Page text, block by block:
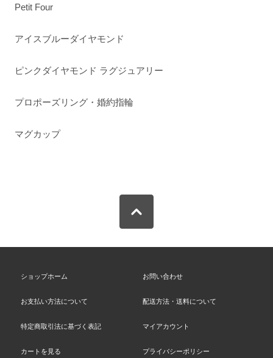
Petit Four
アイスブルーダイヤモンド
ピンクダイヤモンド ラグジュアリー
プロポーズリング・婚約指輪
マグカップ
ショップホーム お問い合わせ
お支払い方法について 配送方法・送料について
特定商取引法に基づく表記 マイアカウント
カートを見る プライバシーポリシー